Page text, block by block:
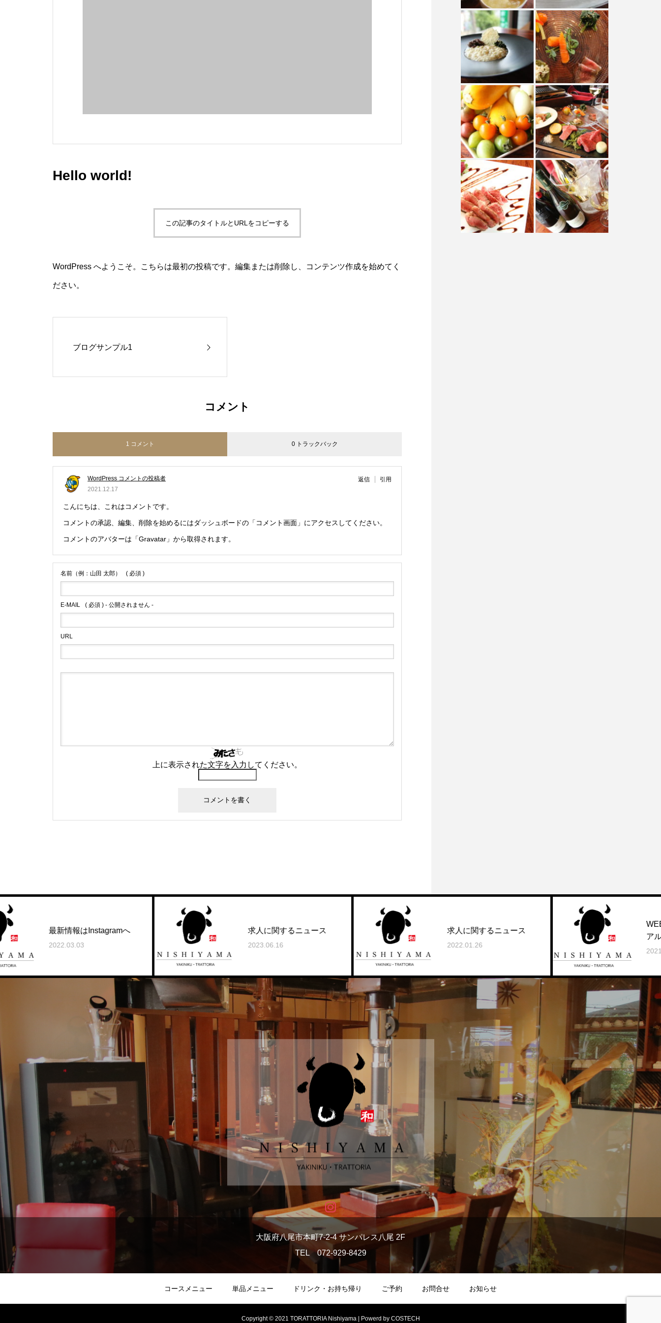
Hello world!
この記事のタイトルとURLをコピーする
WordPress へようこそ。こちらは最初の投稿です。編集または削除し、コンテンツ作成を始めてく
ださい。
ブログサンプル1
コメント
1 コメント 0 トラックバック
WordPress コメントの投稿者
2021.12.17
返信 引用
こんにちは、これはコメントです。
コメントの承認、編集、削除を始めるにはダッシュボードの「コメント画面」にアクセスしてください。
コメントのアバターは「Gravatar 」から取得されます。
名前（例：山田 太郎） ( 必須 )
E-MAIL ( 必須 ) - 公開されません -
URL
上に表示された文字を入力してください。
情報はInstagramへ 求人に関するニュース
2023.06.16
求人に関するニュース
2022.01.26
WEBサイトをリニ
アル致しました。
2021.12.28
大阪府八尾市本町7-2-4 サンパレス八尾 2F
TEL 072-929-8429
コースメニュー 単品メニュー ドリンク・お持ち帰り ご予約 お問合せ お知らせ
Copyright © 2021 TORATTORIA Nishiyama | Powerd by COSTECH